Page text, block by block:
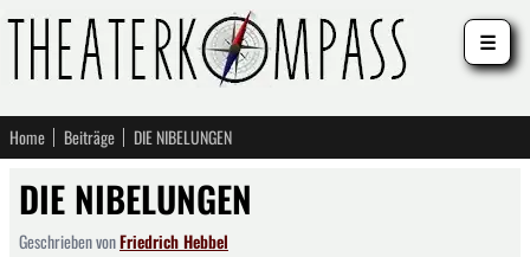
Home Beiträge DIE NIBELUNGEN
DIE NIBELUNGEN
Geschrieben vonFriedrich Hebbel
☰